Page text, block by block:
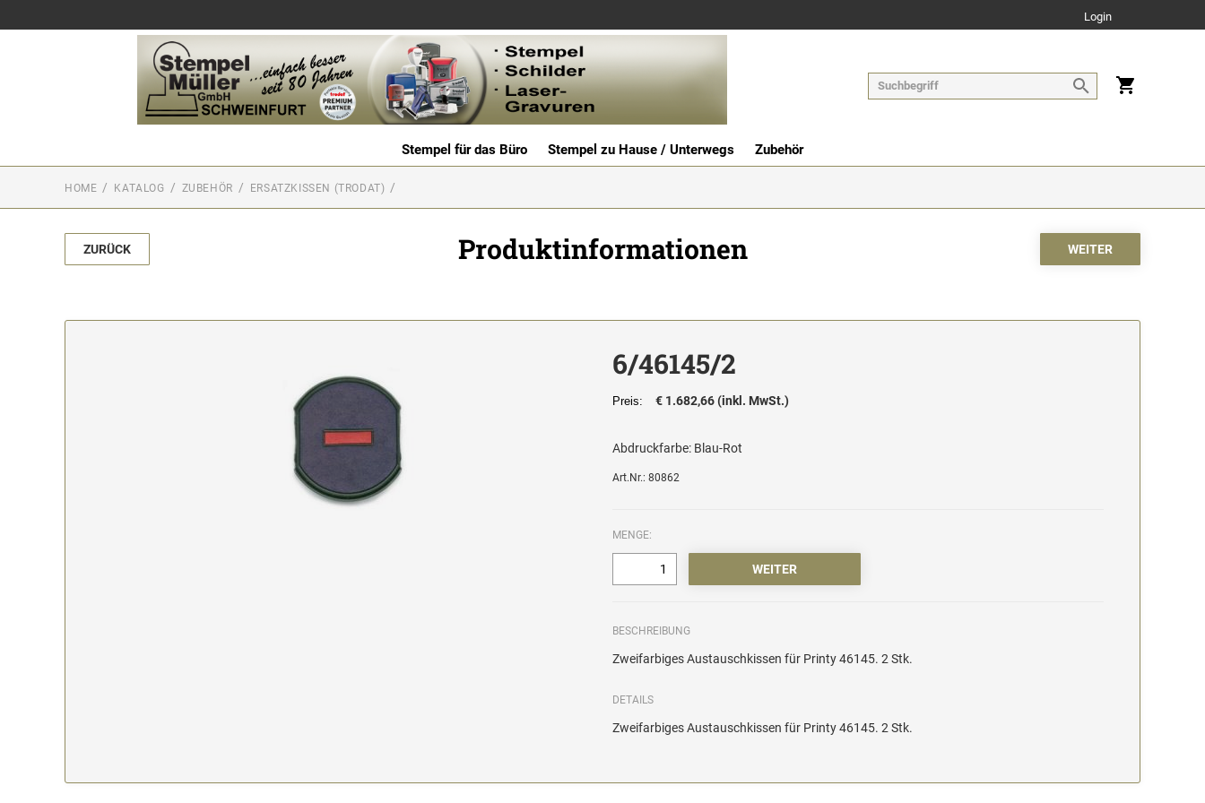
Login
Stempel für das Büro Stempel zu Hause / Unterwegs Zubehör
HOME KATALOG ZUBEHÖR ERSATZKISSEN (TRODAT)
ZURÜCK Produktinformationen
6/46145/2
Preis: € 1.682,66 (inkl. MwSt.)
Abdruckfarbe: Blau-Rot
Art.Nr.: 80862
MENGE:
BESCHREIBUNG
Zweifarbiges Austauschkissen für Printy 46145. 2 Stk.
DETAILS
Zweifarbiges Austauschkissen für Printy 46145. 2 Stk.